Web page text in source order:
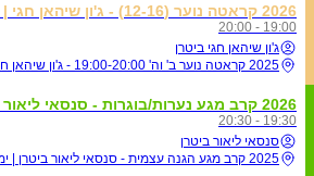
2026 קראטה נוער (12-16) - ג'ון שיהאן חגי | ימי ב' וה' 19:00-20:00
19:00 - 20:00
ג'ון שיהאן חגי ביטרן
2025 קראטה נוער ב' וה' 19:00-20:00 - ג'ון שיהאן חגי
19:30 - 20:30
סנסאי ליאור ביטרן
2025 קרב מגע הגנה עצמית - סנסאי ליאור ביטרן | ימי ב' וה' 19:30-20:30